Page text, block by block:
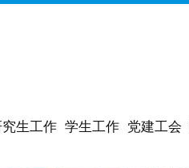
生工作 学生工作 党建工会